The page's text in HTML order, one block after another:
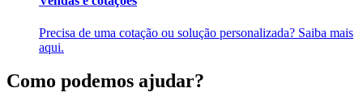
Precisa de uma cotação ou solução personalizada? Saiba mais
aqui.
Como podemos ajudar?